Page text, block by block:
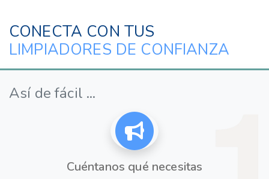
CONECTA CON TUS
LIMPIADORES DE CONFIANZA
Así de fácil ...
Cuéntanos qué necesitas